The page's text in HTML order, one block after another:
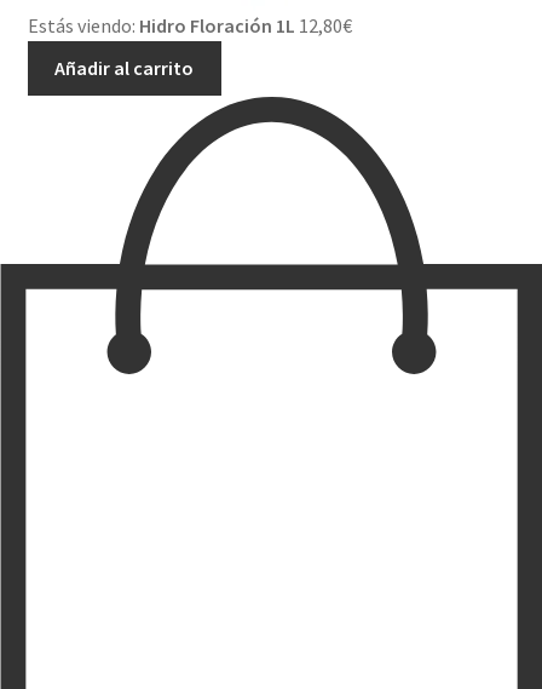
Estás viendo: Hidro Floración 1L 12,80€
Añadir al carrito